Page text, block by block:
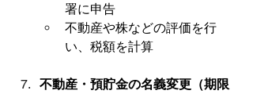
署に申告
不動産や株などの評価を行
い、税額を計算
不動産・預貯金の名義変更（期限